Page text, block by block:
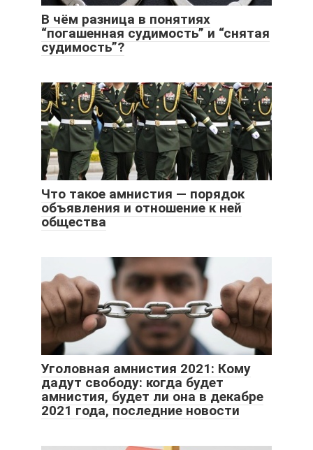
В чём разница в понятиях
“погашенная судимость” и “снятая
судимость”?
Что такое амнистия — порядок
объявления и отношение к ней
общества
Уголовная амнистия 2021: Кому
дадут свободу: когда будет
амнистия, будет ли она в декабре
2021 года, последние новости